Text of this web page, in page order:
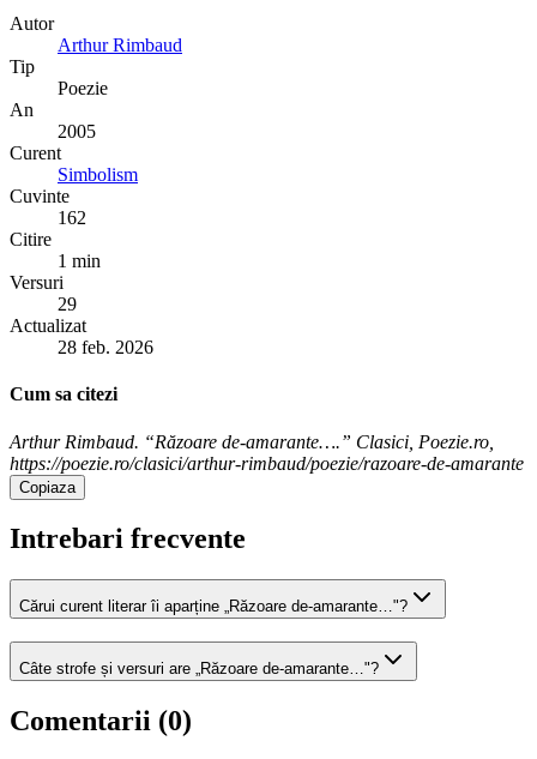
Autor
Arthur Rimbaud
Tip
Poezie
An
2005
Curent
Simbolism
Cuvinte
162
Citire
1 min
Versuri
29
Actualizat
28 feb. 2026
Cum sa citezi
Arthur Rimbaud. “Răzoare de-amarante….” Clasici, Poezie.ro,
https://poezie.ro/clasici/arthur-rimbaud/poezie/razoare-de-amarante
Copiaza
Intrebari frecvente
Cărui curent literar îi aparține „Răzoare de-amarante…"?
Câte strofe și versuri are „Răzoare de-amarante…"?
Comentarii (0)